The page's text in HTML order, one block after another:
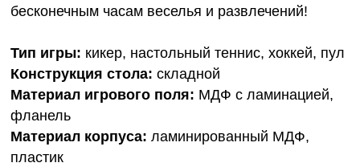
бесконечным часам веселья и развлечений!
Тип игры: кикер, настольный теннис, хоккей, пул
Конструкция стола: складной
Материал игрового поля: МДФ с ламинацией,
фланель
Материал корпуса: ламинированный МДФ,
пластик